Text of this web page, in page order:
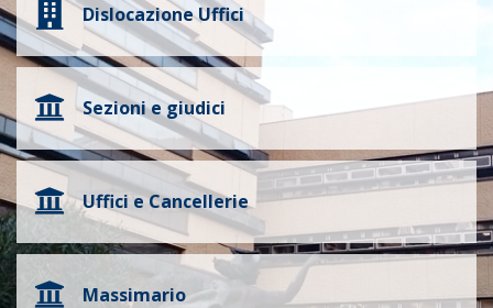
Dislocazione Uffici
Sezioni e giudici
Uffici e Cancellerie
Massimario